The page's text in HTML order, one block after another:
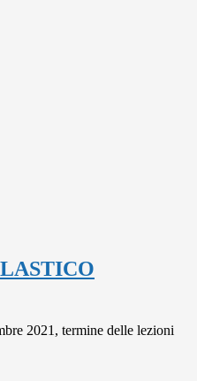
2021, termine delle lezioni